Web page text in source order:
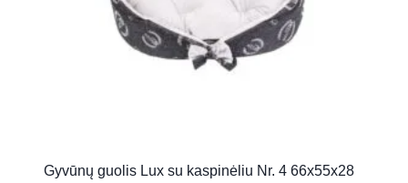
Gyvūnų guolis Lux su kaspinėliu Nr. 4 66x55x28